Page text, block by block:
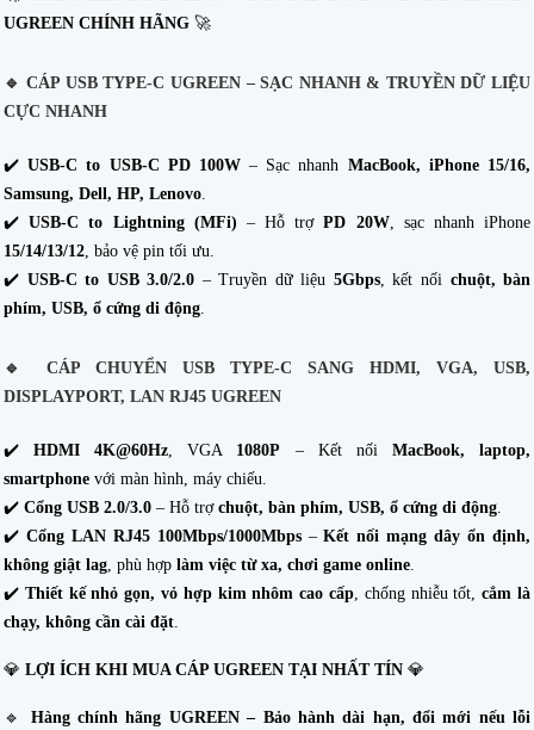
UGREEN CHÍNH HÃNG 🚀
🔹CÁP USB TYPE-C UGREEN – SẠC NHANH & TRUYỀN DỮ LIỆU
CỰC NHANH
✔️USB-C to USB-C PD 100W– Sạc nhanh MacBook, iPhone 15/16,
Samsung, Dell, HP, Lenovo.
✔️USB-C to Lightning (MFi) – Hỗ trợPD 20W, sạc nhanh iPhone
15/14/13/12, bảo vệ pin tối ưu.
✔️ USB-C to USB 3.0/2.0 – Truyền dữ liệu 5Gbps, kết nối chuột, bàn
phím, USB, ổ cứng di động.
🔹 CÁP CHUYỂN USB TYPE-C SANG HDMI, VGA, USB,
DISPLAYPORT, LAN RJ45 UGREEN
✔️HDMI 4K@60Hz, VGA 1080P – Kết nối MacBook, laptop,
smartphone với màn hình, máy chiếu.
✔️ Cổng USB 2.0/3.0 – Hỗ trợ chuột, bàn phím, USB, ổ cứng di động.
✔️ Cổng LAN RJ45 100Mbps/1000Mbps–Kết nối mạng dây ổn định,
không giật lag, phù hợp làm việc từ xa, chơi game online.
✔️ Thiết kế nhỏ gọn, vỏ hợp kim nhôm cao cấp, chống nhiễu tốt,cắm là
chạy, không cần cài đặt.
💎 LỢI ÍCH KHI MUA CÁP UGREEN TẠI NHẤT TÍN 💎
🔹 Hàng chính hãng UGREEN – Bảo hành dài hạn, đổi mới nếu lỗi